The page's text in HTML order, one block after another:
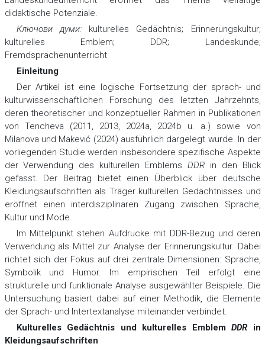
didaktische Potenziale.
Ключови думи: kulturelles Gedächtnis; Erinnerungskultur;
kulturelles Emblem; DDR; Landeskunde;
Fremdsprachenunterricht
Einleitung
Der Artikel ist eine logische Fortsetzung der sprach- und
kulturwissenschaftlichen Forschung des letzten Jahrzehnts,
deren theoretischer und konzeptueller Rahmen in Publikationen
von Tencheva (2011, 2013, 2024a, 2024b u. a.) sowie von
Milanova und Makević (2024) ausführlich dargelegt wurde. In der
vorliegenden Studie werden insbesondere spezifische Aspekte
der Verwendung des kulturellen Emblems DDRin den Blick
gefasst. Der Beitrag bietet einen Überblick über deutsche
Kleidungsaufschriften als Träger kulturellen Gedächtnisses und
eröffnet einen interdisziplinären Zugang zwischen Sprache,
Kultur und Mode.
Im Mittelpunkt stehen Aufdrucke mit DDR-Bezug und deren
Verwendung als Mittel zur Analyse der Erinnerungskultur. Dabei
richtet sich der Fokus auf drei zentrale Dimensionen: Sprache,
Symbolik und Humor. Im empirischen Teil erfolgt eine
strukturelle und funktionale Analyse ausgewählter Beispiele. Die
Untersuchung basiert dabei auf einer Methodik, die Elemente
der Sprach- und Intertextanalyse miteinander verbindet.
Kulturelles Gedächtnis und kulturelles EmblemDDR in
Kleidungsaufschriften